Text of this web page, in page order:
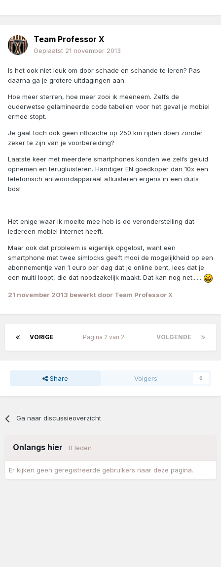
Team Professor X
Geplaatst 21 november 2013
Is het ook niet leuk om door schade en schande te leren? Pas
daarna ga je grotere uitdagingen aan.
Hoe meer sterren, hoe meer zooi ik meeneem. Zelfs de
ouderwetse gelamineerde code tabellen voor het geval je mobiel
ermee stopt.
Je gaat toch ook geen n8cache op 250 km rijden doen zonder
zeker te zijn van je voorbereiding?
Laatste keer met meerdere smartphones konden we zelfs geluid
opnemen en terugluisteren. Handiger EN goedkoper dan 10x een
telefonisch antwoordapparaat afluisteren ergens in een duits
bos!
Het enige waar ik moeite mee heb is de veronderstelling dat
iedereen mobiel internet heeft.
Maar ook dat probleem is eigenlijk opgelost, want een
smartphone met twee simlocks geeft mooi de mogelijkheid op een
abonnementje van 1 euro per dag dat je online bent, lees dat je
een multi loopt, die dat noodzakelijk maakt. Dat kan nog net......
21 november 2013 bewerkt door Team Professor X
VORIGE VOLGENDE
Pagina 2 van 2
Share Volgers 0
Ga naar discussieoverzicht
Onlangs hier 0 leden
Er kijken geen geregistreerde gebruikers naar deze pagina.